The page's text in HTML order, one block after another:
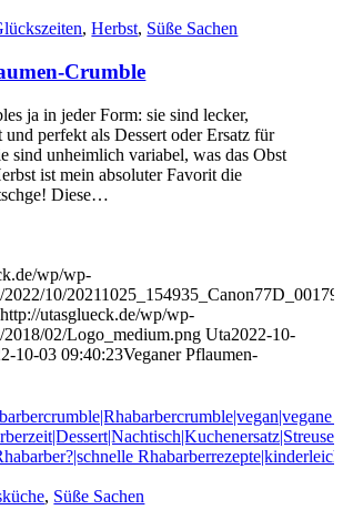
,Herbst, Süße Sachen
Crumble
ja in jeder Form: sie sind lecker,
und perfekt als Dessert oder Ersatz für
sind unheimlich variabel, was das Obst
ist mein absoluter Favorit die
Diese…
wp/wp-
2022/10/
http://utasglueck.de/wp/wp-
2018/02/Logo_medium.png Uta2022-10-
10-03 09:40:23Veganer Pflaumen-
, Süße Sachen